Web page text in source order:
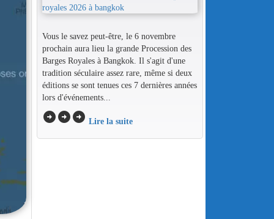
Vous le savez peut-être, le 6 novembre
prochain aura lieu la grande Procession des
Barges Royales à Bangkok. Il s'agit d'une
tradition séculaire assez rare, même si deux
éditions se sont tenues ces 7 dernières années
lors d'événements...
arrow_circle_rightarrow_circle_rightarrow_circle_right Lire la suite